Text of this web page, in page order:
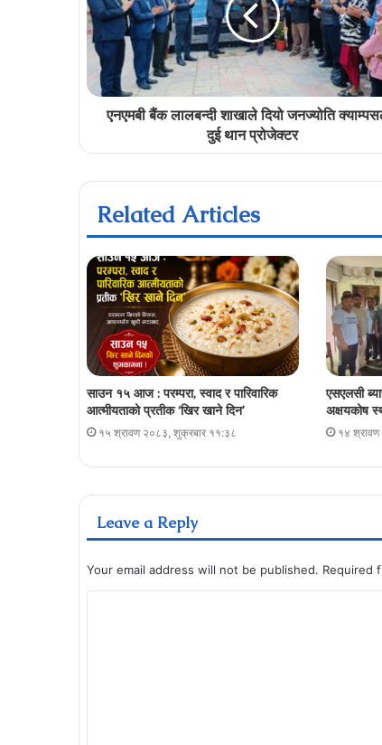
एनएमबी बैंक लालबन्दी शाखाले दियो जनज्योति
दुई थान प्रोजेक्टर
Related Articles
साउन १५ आज : परम्परा, स्वाद र पारिवारिक
आत्मीयताको प्रतीक ‘खिर खाने दिन’
१५ श्रावण २०८३, शुक्रबार ११:३८
एसएलसी
अक्षयकोष
१४ श्रावण
Leave a Reply
Your email address will not be published. Required